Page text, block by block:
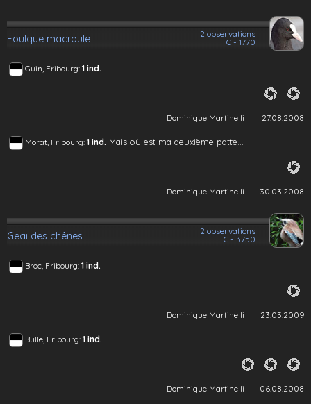
Foulque macroule
2 observations
C - 1770
Guin, Fribourg: 1 ind.
Dominique Martinelli 27.08.2008
Morat, Fribourg: 1 ind. Mais où est ma deuxième patte...
Dominique Martinelli 30.03.2008
Geai des chênes
2 observations
C - 3750
Broc, Fribourg: 1 ind.
Dominique Martinelli 23.03.2009
Bulle, Fribourg: 1 ind.
Dominique Martinelli 06.08.2008